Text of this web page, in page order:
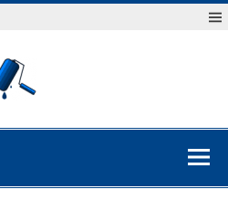
графики